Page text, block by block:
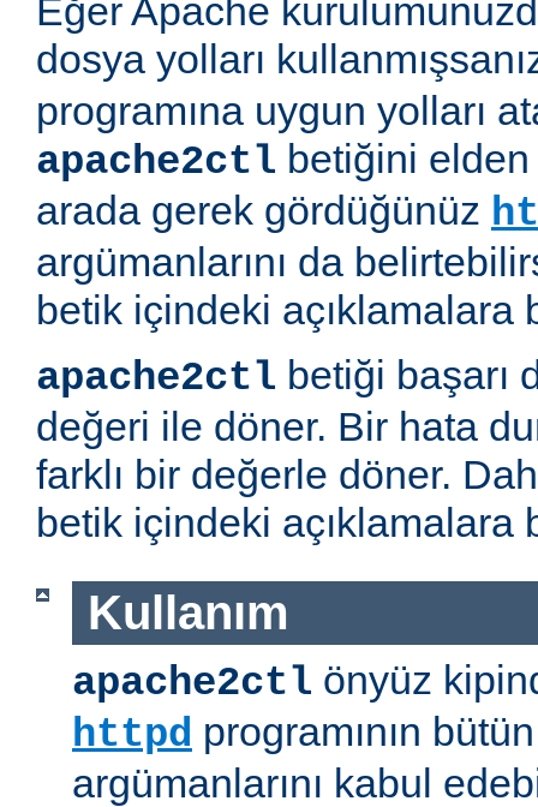
Eğer Apache
dosya yolları
programına uygun yolları
apache2ctl betiğini
arada gerek gördüğünüz
argümanlarını da
betik içindeki açıklamalara
apache2ctl betiği başarı
değeri ile döner. Bir hata
farklı bir değerle döner.
betik içindeki açıklamalara
Kullanım
apache2ctl önyüz
httpd programının
argümanlarını kabul